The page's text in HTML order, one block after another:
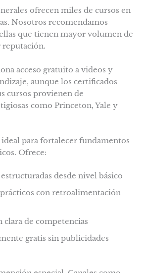
ofrecen miles de cursos en
Nosotros recomendamos
que tienen mayor volumen de
acceso gratuito a videos y
aunque los certificados
cursos provienen de
como Princeton, Yale y
para fortalecer fundamentos
Ofrece:
desde nivel básico
con retroalimentación
clara de competencias
gratis sin publicidades